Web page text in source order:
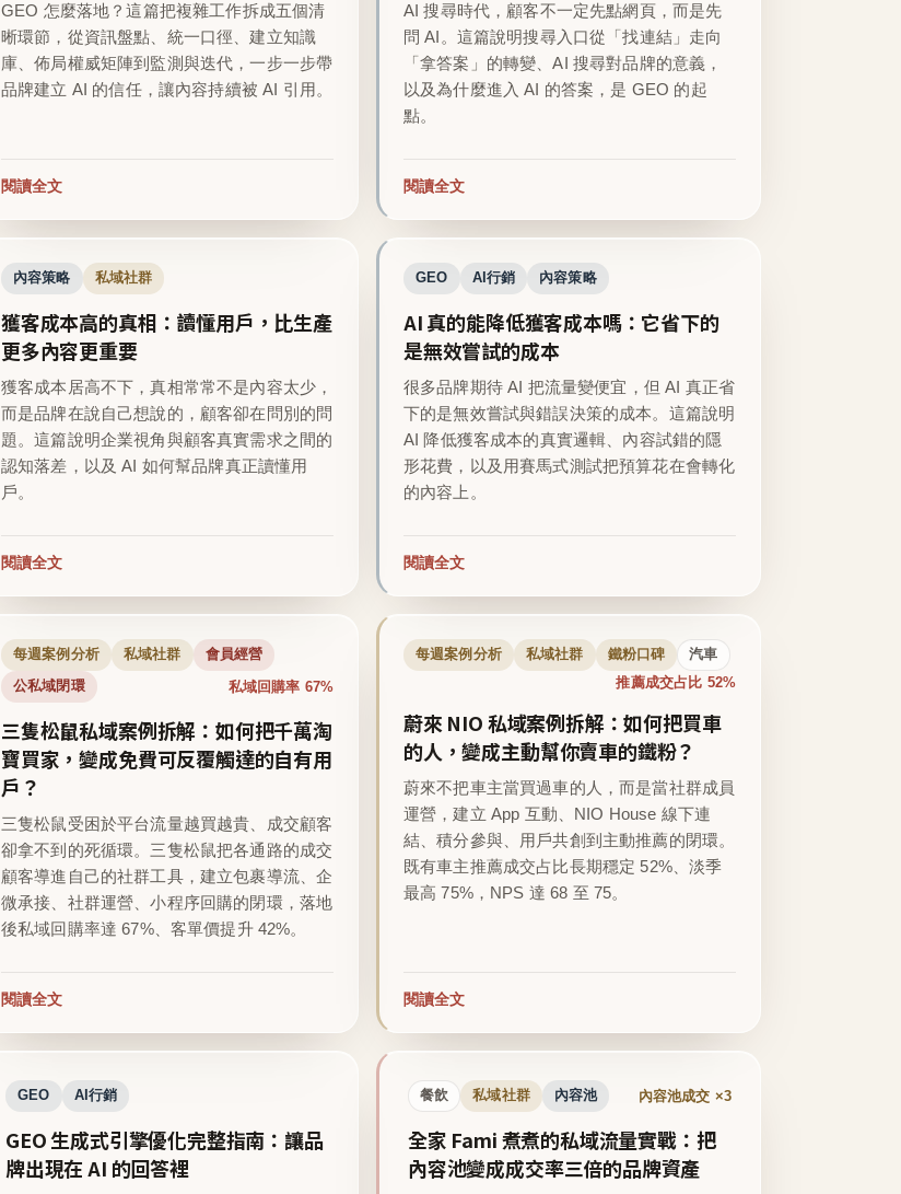
GEO 怎麼落地？這篇把複雜工作拆成五個清
晰環節，從資訊盤點、統一口徑、建立知識
庫、佈局權威矩陣到監測與迭代，一步一步帶
品牌建立 AI 的信任，讓內容持續被 AI 引用。
閱讀全文
AI 搜尋時代，顧客不一定先點網頁，而是先
問 AI。這篇說明搜尋入口從「找連結」走向
「拿答案」的轉變、AI 搜尋對品牌的意義，
以及為什麼進入 AI 的答案，是 GEO 的起
點。
閱讀全文
內容策略 私域社群
獲客成本高的真相：讀懂用戶，比生產
更多內容更重要
獲客成本居高不下，真相常常不是內容太少，
而是品牌在說自己想說的，顧客卻在問別的問
題。這篇說明企業視角與顧客真實需求之間的
認知落差，以及 AI 如何幫品牌真正讀懂用
戶。
閱讀全文
GEO AI行銷 內容策略
AI 真的能降低獲客成本嗎：它省下的
是無效嘗試的成本
很多品牌期待 AI 把流量變便宜，但 AI 真正省
下的是無效嘗試與錯誤決策的成本。這篇說明
AI 降低獲客成本的真實邏輯、內容試錯的隱
形花費，以及用賽馬式測試把預算花在會轉化
的內容上。
閱讀全文
每週案例分析 私域社群 會員經營
公私域閉環 私域回購率 67%
三隻松鼠私域案例拆解：如何把千萬淘
寶買家，變成免費可反覆觸達的自有用
戶？
三隻松鼠受困於平台流量越買越貴、成交顧客
卻拿不到的死循環。三隻松鼠把各通路的成交
顧客導進自己的社群工具，建立包裹導流、企
微承接、社群運營、小程序回購的閉環，落地
後私域回購率達 67%、客單價提升 42%。
閱讀全文
每週案例分析 私域社群 鐵粉口碑 汽車
推薦成交占比 52%
蔚來 NIO 私域案例拆解：如何把買車
的人，變成主動幫你賣車的鐵粉？
蔚來不把車主當買過車的人，而是當社群成員
運營，建立 App 互動、NIO House 線下連
結、積分參與、用戶共創到主動推薦的閉環。
既有車主推薦成交占比長期穩定 52%、淡季
最高 75%，NPS 達 68 至 75。
閱讀全文
GEO AI行銷
GEO 生成式引擎優化完整指南：讓品
牌出現在 AI 的回答裡
餐飲 私域社群 內容池 內容池成交 ×3
全家 Fami 煮煮的私域流量實戰：把
內容池變成成交率三倍的品牌資產